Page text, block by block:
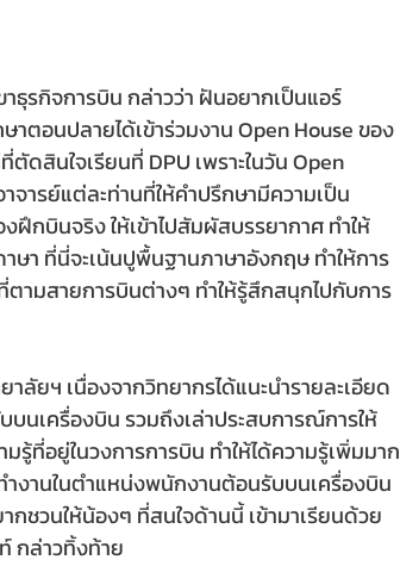
รกิจการบิน กล่าวว่า ฝันอยากเป็นแอร์
ตอนปลายได้เข้าร่วมงาน Open House ของ
สินใจเรียนที่ DPU เพราะในวัน Open
ารย์แต่ละท่านที่ให้คำปรึกษามีความเป็น
กบินจริง ให้เข้าไปสัมผัสบรรยากาศ ทำให้
ษา ที่นี่จะเน้นปูพื้นฐานภาษาอังกฤษ ทำให้การ
ามสายการบินต่างๆ ทำให้รู้สึกสนุกไปกับการ
ลัยฯ เนื่องจากวิทยากรได้แนะนำรายละเอียด
นเครื่องบิน รวมถึงเล่าประสบการณ์การให้
ที่อยู่ในวงการการบิน ทำให้ได้ความรู้เพิ่มมาก
งานในตำแหน่งพนักงานต้อนรับบนเครื่องบิน
กชวนให้น้องๆ ที่สนใจด้านนี้ เข้ามาเรียนด้วย
กล่าวทิ้งท้าย